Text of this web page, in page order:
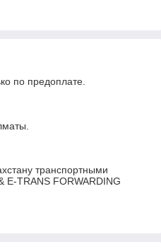
по предоплате.
транспортными
E-TRANS FORWARDING